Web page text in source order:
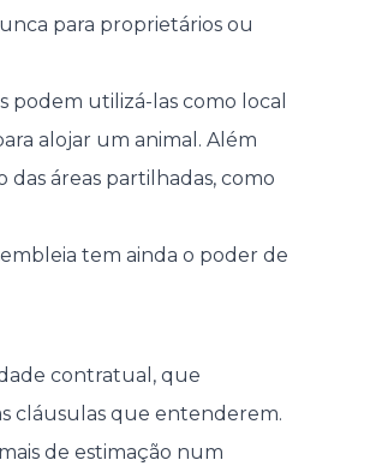
para proprietários ou
podem utilizá-las como local
alojar um animal. Além
das áreas partilhadas, como
tem ainda o poder de
contratual, que
cláusulas que entenderem.
de estimação num